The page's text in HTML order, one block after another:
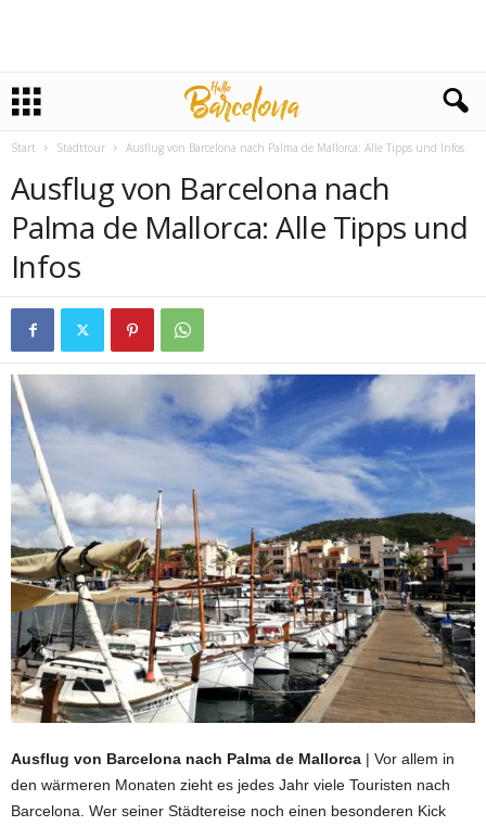
Start Stadttour Ausflug von Barcelona nach Palma de Mallorca: Alle Tipps und Infos
Ausflug von Barcelona nach
Palma de Mallorca: Alle Tipps und
Infos
Ausflug von Barcelona nach Palma de Mallorca | Vor allem in
den wärmeren Monaten zieht es jedes Jahr viele Touristen nach
Barcelona. Wer seiner Städtereise noch einen besonderen Kick